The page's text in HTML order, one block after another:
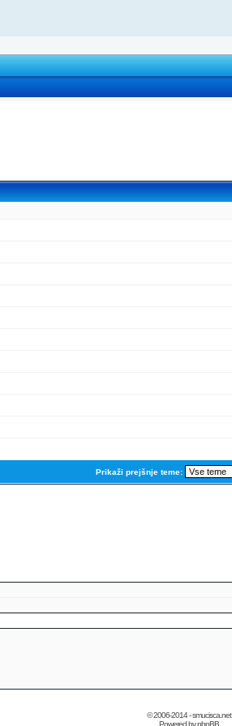
Prikaži prejšnje teme:
© 2006-2014 - smucisca.net
Powered by phpBB